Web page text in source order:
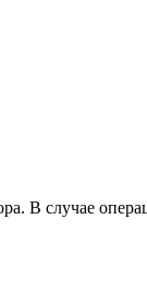
В случае